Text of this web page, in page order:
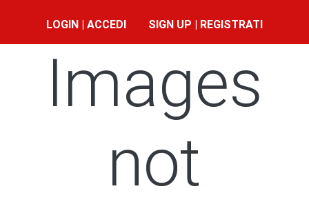
LOGIN | ACCEDI SIGN UP | REGISTRATI
Images
not